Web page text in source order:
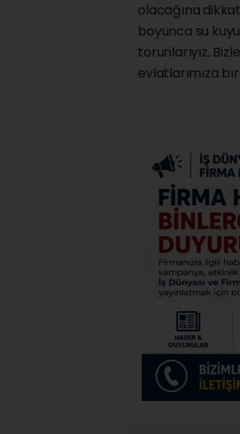
olacağına
boyunca su
torunlarıyız.
evlatlarımıza